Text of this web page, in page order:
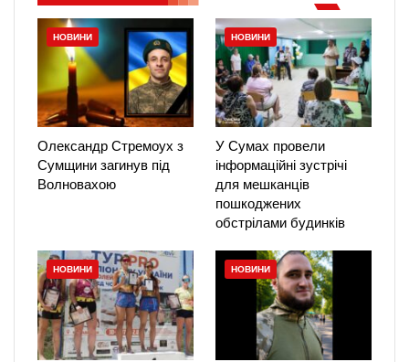
НОВИНИ
Олександр Стремоух з
Сумщини загинув під
Волновахою
НОВИНИ
У Сумах провели
інформаційні зустрічі
для мешканців
пошкоджених
обстрілами будинків
НОВИНИ НОВИНИ